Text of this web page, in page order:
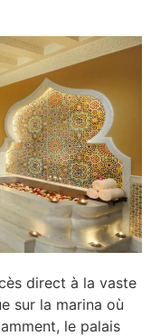
direct à la vaste
sur la marina où
le palais